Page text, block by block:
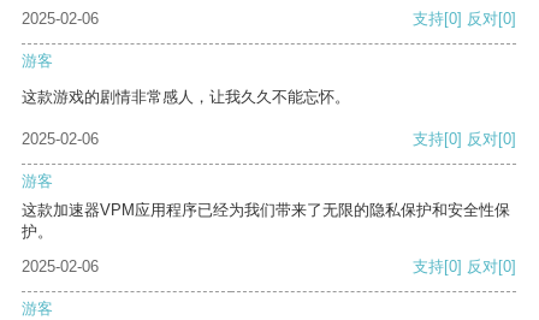
2025-02-06
支持[0] 反对[0]
游客
这款游戏的剧情非常感人，让我久久不能忘怀。
2025-02-06 支持[0] 反对[0]
游客
这款加速器VPM应用程序已经为我们带来了无限的隐私保护和安全性保
护。
2025-02-06
支持[0] 反对[0]
游客